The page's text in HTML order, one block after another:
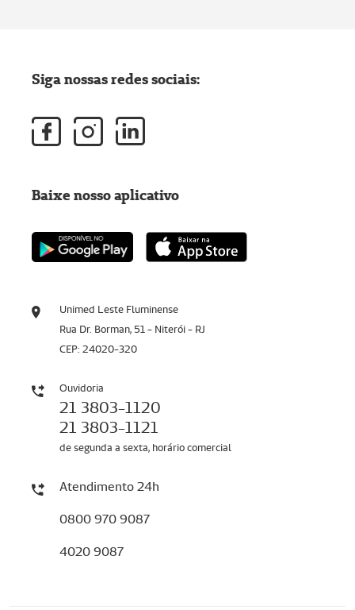
Unimed Leste Fluminense
Rua Dr. Borman, 51 - Niterói - RJ
CEP: 24020-320
Ouvidoria
21 3803-1120
21 3803-1121
de segunda a sexta, horário comercial
Atendimento 24h
0800 970 9087
4020 9087
Siga nossas redes sociais:
Baixe nosso aplicativo